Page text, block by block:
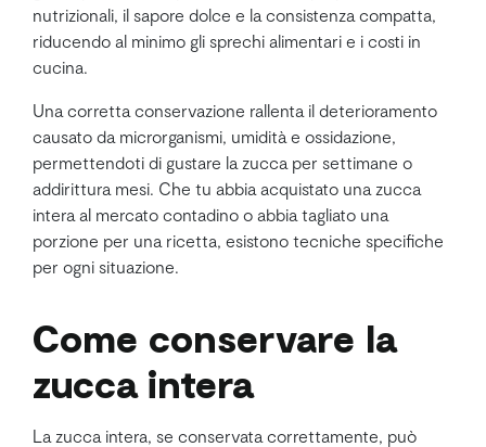
nutrizionali, il sapore dolce e la consistenza compatta,
riducendo al minimo gli sprechi alimentari e i costi in
cucina.
Una corretta conservazione rallenta il deterioramento
causato da microrganismi, umidità e ossidazione,
permettendoti di gustare la zucca per settimane o
addirittura mesi. Che tu abbia acquistato una zucca
intera al mercato contadino o abbia tagliato una
porzione per una ricetta, esistono tecniche specifiche
per ogni situazione.
Come conservare la
zucca intera
La zucca intera, se conservata correttamente, può